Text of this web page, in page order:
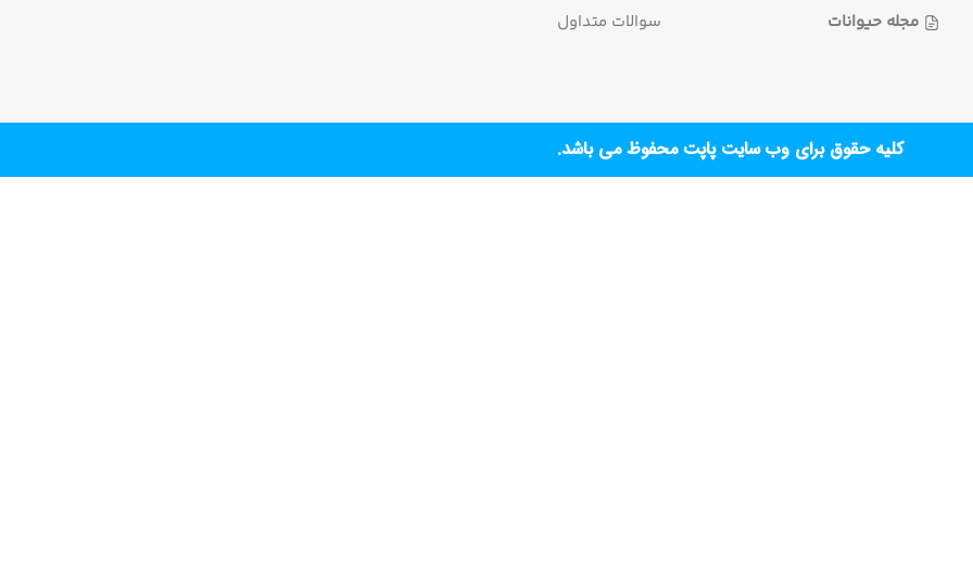
مجله حیوانات
سوالات متداول
کلیه حقوق برای وب سایت پاپت محفوظ می باشد.